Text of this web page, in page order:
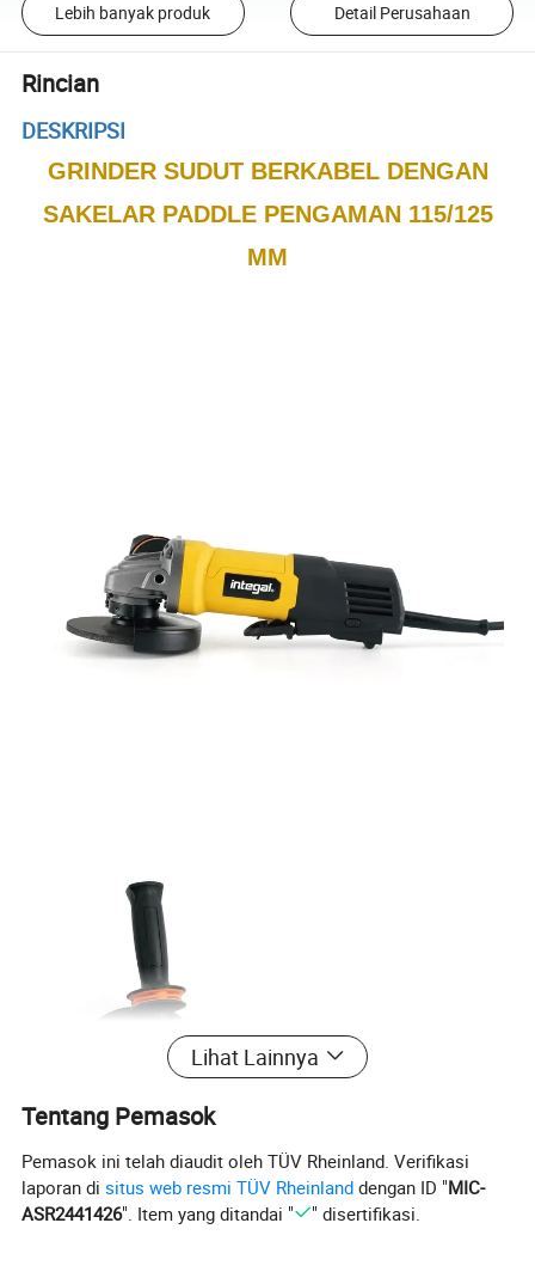
Lebih banyak produk Detail Perusahaan
Rincian
DESKRIPSI
GRINDER SUDUT BERKABEL DENGAN
SAKELAR PADDLE PENGAMAN 115/125
MM
Lihat Lainnya
Tentang Pemasok
Pemasok ini telah diaudit oleh TÜV Rheinland. Verifikasi
laporan disitus web resmi TÜV Rheinland dengan ID "MIC-
ASR2441426". Item yang ditandai " " disertifikasi.